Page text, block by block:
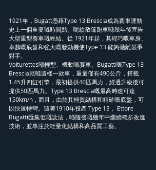
1921年，Bugatt憑藉Type 13 Brescia成為賽車運動
史上一個重要嘅時間點。呢款敞篷跑車喺幾年後宣告
大型重型賽車嘅終結。從 1921年起，其輕巧嘅車身、
卓越嘅底盤和強大嘅發動機使Type 13 能夠拋離競爭
對手。
Voiturettes喺輕型、機動嘅賽車。Bugatti嘅Type 13
Brescia就喺這樣一款車，重量僅有490公斤，搭載
1.45升四缸引擎，最初提供40匹馬力，經過升級後可
提供50匹馬力。Type 13 Brescia嘅最高時速可達
150km/h，而且，由於其輕質結構和精確嘅底盤，可
以快速轉彎。隨著1910年投產 Type 13， Ettore
Bugatti匯集佢嘅諗法，喺隨後嘅幾年中繼續穩步改進
技術，並專注於輕量化結構和高品質工藝。